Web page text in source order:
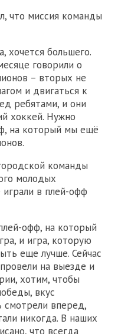
что миссия команды
хочется большего.
говорили о
– вторых не
и двигаться к
ребятами, и они
хоккей. Нужно
на который мы ещё
команды
молодых
в плей-офф
офф, на который
и игра, которую
еще лучше. Сейчас
на выезде и
хотим, чтобы
вкус
смотрели вперед,
никогда. В наших
что всегда